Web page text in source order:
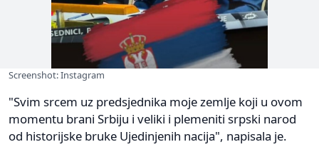
Screenshot: Instagram
"Svim srcem uz predsjednika moje zemlje koji u ovom
momentu brani Srbiju i veliki i plemeniti srpski narod
od historijske bruke Ujedinjenih nacija", napisala je.